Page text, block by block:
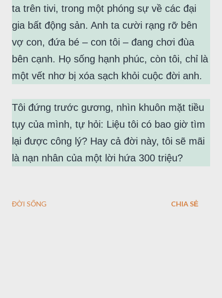
ta trên tivi, trong một phóng sự về các đại
gia bất động sản. Anh ta cười rạng rỡ bên
vợ con, đứa bé – con tôi – đang chơi đùa
bên cạnh. Họ sống hạnh phúc, còn tôi, chỉ là
một vết nhơ bị xóa sạch khỏi cuộc đời anh.
Tôi đứng trước gương, nhìn khuôn mặt tiều
tụy của mình, tự hỏi: Liệu tôi có bao giờ tìm
lại được công lý? Hay cả đời này, tôi sẽ mãi
là nạn nhân của một lời hứa 300 triệu?
ĐỜI SỐNG CHIA SẺ